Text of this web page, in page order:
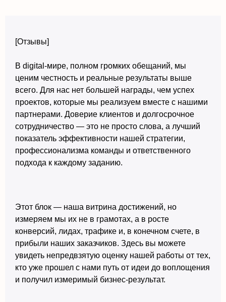
[Отзывы]
В digital-мире, полном громких обещаний, мы
ценим честность и реальные результаты выше
всего. Для нас нет большей награды, чем успех
проектов, которые мы реализуем вместе с нашими
партнерами. Доверие клиентов и долгосрочное
сотрудничество — это не просто слова, а лучший
показатель эффективности нашей стратегии,
профессионализма команды и ответственного
подхода к каждому заданию.
Этот блок — наша витрина достижений, но
измеряем мы их не в грамотах, а в росте
конверсий, лидах, трафике и, в конечном счете, в
прибыли наших заказчиков. Здесь вы можете
увидеть непредвзятую оценку нашей работы от тех,
кто уже прошел с нами путь от идеи до воплощения
и получил измеримый бизнес-результат.